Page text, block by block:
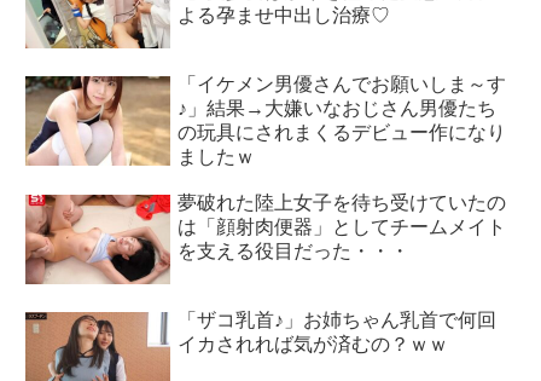
よる孕ませ中出し治療♡
「イケメン男優さんでお願いしま～す
♪」結果→大嫌いなおじさん男優たち
の玩具にされまくるデビュー作になり
ましたｗ
夢破れた陸上女子を待ち受けていたの
は「顔射肉便器」としてチームメイト
を支える役目だった・・・
「ザコ乳首♪」お姉ちゃん乳首で何回
イカされれば気が済むの？ｗｗ